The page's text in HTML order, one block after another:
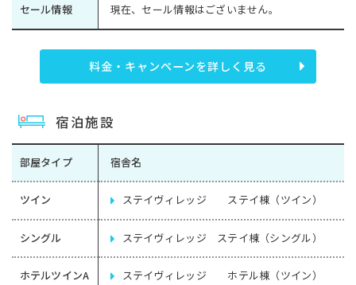
セール情報 現在、セール情報はございません。
料金・キャンペーンを詳しく見る
宿泊施設
部屋タイプ 宿舎名
ツイン ステイヴィレッジ ステイ棟（ツイン）
シングル ステイヴィレッジ ステイ棟（シングル）
ホテルツインA ステイヴィレッジ ホテル棟（ツイン）